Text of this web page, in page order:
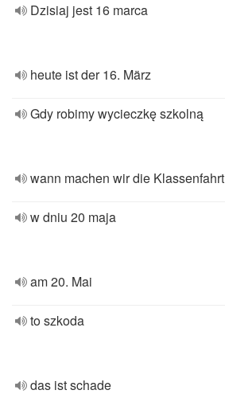
Dzisiaj jest 16 marca
heute ist der 16. März
Gdy robimy wycieczkę szkolną
wann machen wir die Klassenfahrt
w dniu 20 maja
am 20. Mai
to szkoda
das ist schade